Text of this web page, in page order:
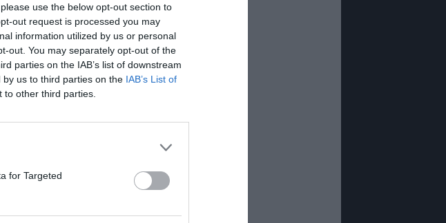
use the below opt-out section to
out request is processed you may
information utilized by us or personal
out. You may separately opt-out of the
parties on the IAB’s list of downstream
us to third parties on the IAB’s List of
other third parties.
for Targeted